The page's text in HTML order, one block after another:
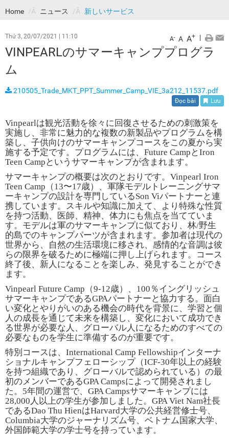
Home ニュース 新しいサービス
Thứ 3, 20/07/2021 11:10 A- A A+ |
VINPEARLのサマーキャンププログラ
ム
210505_Trade_MKT_PPT_Summer_Camp_VIE_3a212_11537.pdf
Đọc bài Lưu
Vinpearlは観光活動を徐々に回復させるための刺激策を
実施し、非常に魅力的な複数の新製品やプログラムを構
築し、子供向けのサマーキャンプコースをこの夏から実
施する予定です。プログラムには、 Future Camp とIron
Teen Camp というサマーキャンプが含まれます。
サマーキャンプの概要は次のとおりです。 Vinpearl Iron
Teen Camp （13〜17歳）、軍隊モデルトレーニングサマ
ーキャンプの設計を専門しているSon Viパートナーと連
携しています。スキルや知識に加えて、より特殊な性質
を持つ活動、医師、精神、体力にも焦点を当てていま
す。モデルは軍のサマーキャンプに似ており、林/野生
的島でのキャンプパーツが含まれます。参加者は現代の
世界から、自然の生活環境に移され、感情的な音調は彼
らの限界を破るために極端に押し上げられます。コース
終了後、新人になることを楽しみ、発見することができ
ます。
Vinpearl Future Camp （9-12歳）、 100 ％イングリッシュ
サマーキャンプであるGPAパートナーと協力する。面白
い変化とやりがいのある機会の時代を背景に、学習と個
人の成長を通じて未来を構築し、変化において成功でき
る世界が必要な人、グローバル人になるためのすべての
必要なものを学生に準備するのが重要です。
特別コースは、 International Camp Fellowshipインターナ
ショナルキャンプフェローシップ（ICF-30年以上の経験
を持つ組織であり、グローバルで認められている）の最
初のメンバーであるGPA Campsによって開発されまし
た。 5年間の運営で、 GPA Campsサマーキャンプには
28,000 人以上の学生が参加しました。 GPA Viet Nam社長
であるDao Thu HienはHarvard大学の公共経営修士号、
Columbia大学のジャーナリズム号、ベトナム国家大学、
外国師範大学の学士号を持っています。